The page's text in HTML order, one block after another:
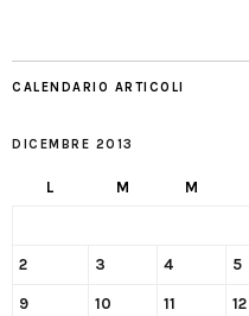
CALENDARIO ARTICOLI
DICEMBRE 2013
L M M
2 3 4 5
9 10 11 12